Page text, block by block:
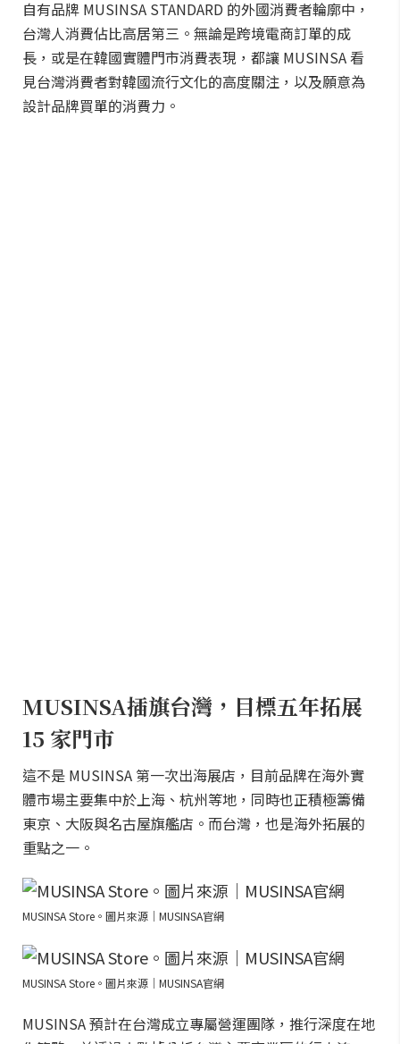
自有品牌 MUSINSA STANDARD 的外國消費者輪廓中，
台灣人消費佔比高居第三。無論是跨境電商訂單的成
長，或是在韓國實體門市消費表現，都讓 MUSINSA 看
見台灣消費者對韓國流行文化的高度關注，以及願意為
設計品牌買單的消費力。
MUSINSA插旗台灣，目標五年拓展
15 家門市
這不是 MUSINSA 第一次出海展店，目前品牌在海外實
體市場主要集中於上海、杭州等地，同時也正積極籌備
東京、大阪與名古屋旗艦店。而台灣，也是海外拓展的
重點之一。
MUSINSA Store。圖片來源｜MUSINSA官網
MUSINSA Store。圖片來源｜MUSINSA官網
MUSINSA 預計在台灣成立專屬營運團隊，推行深度在地